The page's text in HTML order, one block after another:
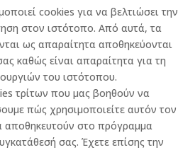
cookies για να βελτιώσει την
στον ιστότοπο. Από αυτά, τα
ως απαραίτητα αποθηκεύονται
καθώς είναι απαραίτητα για τη
του ιστότοπου.
τρίτων που μας βοηθούν να
πώς χρησιμοποιείτε αυτόν τον
αποθηκευτούν στο πρόγραμμα
σας. Έχετε επίσης την